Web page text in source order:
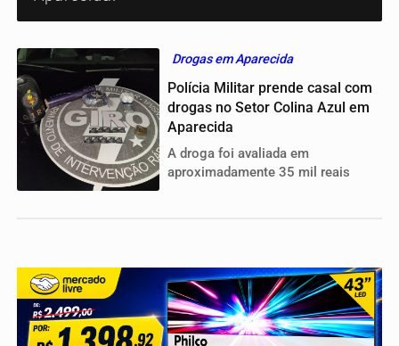
Drogas em Aparecida
Polícia Militar prende casal com
drogas no Setor Colina Azul em
Aparecida
A droga foi avaliada em
aproximadamente 35 mil reais